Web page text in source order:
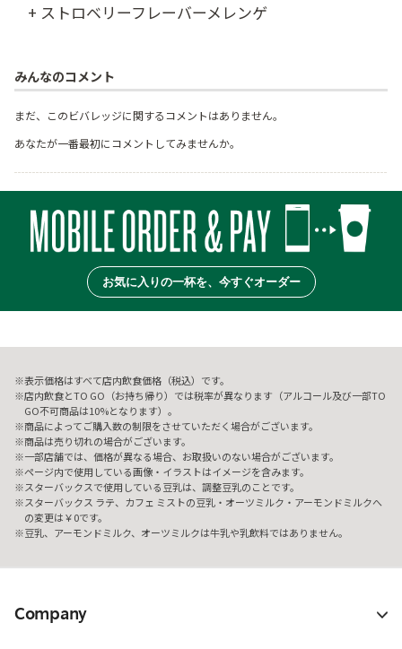
+ ストロベリーフレーバーメレンゲ
みんなのコメント
まだ、このビバレッジに関するコメントはありません。
あなたが一番最初にコメントしてみませんか。
お気に入りの一杯を、今すぐオーダー
表示価格はすべて店内飲食価格（税込）です。
店内飲食とTO GO（お持ち帰り）では税率が異なります（アルコール及び一部TO
GO不可商品は10%となります）。
商品によってご購入数の制限をさせていただく場合がございます。
商品は売り切れの場合がございます。
一部店舗では、価格が異なる場合、お取扱いのない場合がございます。
ページ内で使用している画像・イラストはイメージを含みます。
スターバックスで使用している豆乳は、調整豆乳のことです。
スターバックス ラテ、カフェ ミストの豆乳・オーツミルク・アーモンドミルクへ
の変更は￥0です。
豆乳、アーモンドミルク、オーツミルクは牛乳や乳飲料ではありません。
Company